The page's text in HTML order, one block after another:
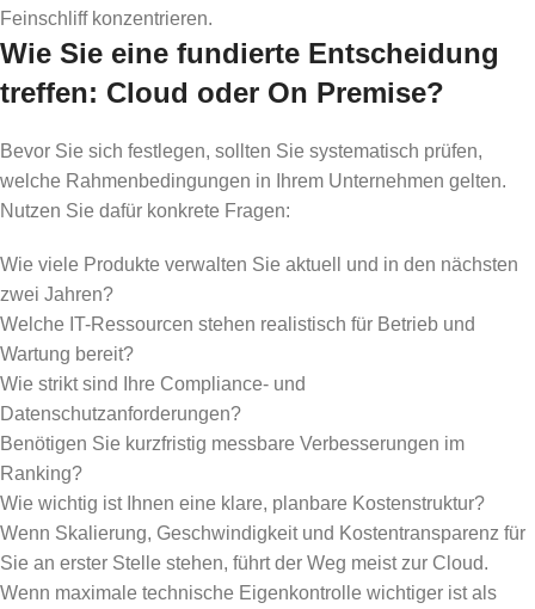
Feinschliff konzentrieren.
Wie Sie eine fundierte Entscheidung
treffen: Cloud oder On Premise?
Bevor Sie sich festlegen, sollten Sie systematisch prüfen,
welche Rahmenbedingungen in Ihrem Unternehmen gelten.
Nutzen Sie dafür konkrete Fragen:
Wie viele Produkte verwalten Sie aktuell und in den nächsten
zwei Jahren?
Welche IT-Ressourcen stehen realistisch für Betrieb und
Wartung bereit?
Wie strikt sind Ihre Compliance- und
Datenschutzanforderungen?
Benötigen Sie kurzfristig messbare Verbesserungen im
Ranking?
Wie wichtig ist Ihnen eine klare, planbare Kostenstruktur?
Wenn Skalierung, Geschwindigkeit und Kostentransparenz für
Sie an erster Stelle stehen, führt der Weg meist zur Cloud.
Wenn maximale technische Eigenkontrolle wichtiger ist als